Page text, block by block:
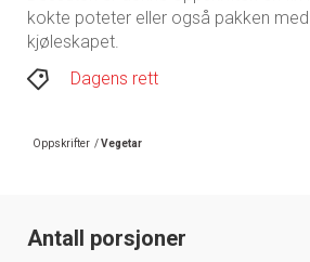
kokte poteter eller også pakken
kjøleskapet.
Dagens rett
Oppskrifter /Vegetar
Antall porsjoner